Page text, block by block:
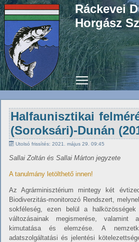
Ráckevei
Horgász
Toggle main menu
Halfaunisztikai
(Soroksári)-Dunán
Utolsó frissítés: 2021. május 29. 09:45
Sallai Zoltán és Sallai Márton jegyzete
A tanulmány letölthető innen!
Az Agrárminisztérium mintegy két
Biodiverzitás-monitorozó Rendszert,
sokféleség, ezen belül a
változásainak megismerése, valamint
kimutatása és elemzése. A
adatszolgáltatási és jelentési